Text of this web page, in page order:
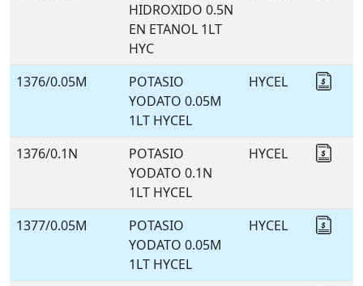
HIDROXIDO 0.5N
EN ETANOL 1LT
HYC
1376/0.05M
POTASIO
YODATO 0.05M
1LT HYCEL
HYCEL
1376/0.1N
POTASIO
YODATO 0.1N
1LT HYCEL
HYCEL
1377/0.05M
POTASIO
YODATO 0.05M
1LT HYCEL
HYCEL